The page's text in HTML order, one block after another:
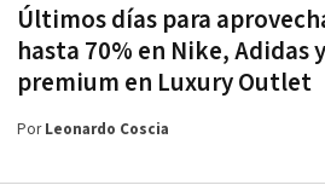
Últimos días para
hasta 70% en Nike, Adidas
premium en Luxury Outlet
PorLeonardo Coscia